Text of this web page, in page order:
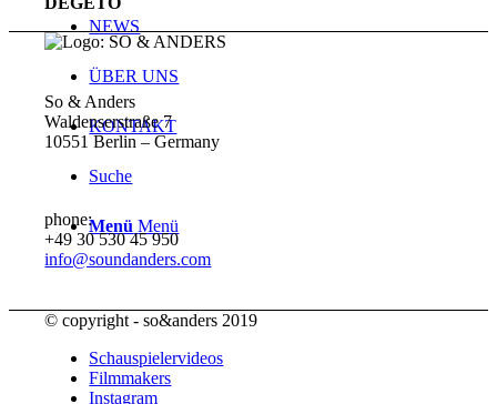
NEWS
ÜBER UNS
KONTAKT
Suche
Menü Menü
So & Anders
Waldenserstraße 7
10551 Berlin – Germany
phone:
+49 30 530 45 950
info@soundanders.com
© copyright - so&anders 2019
Schauspielervideos
Filmmakers
Instagram